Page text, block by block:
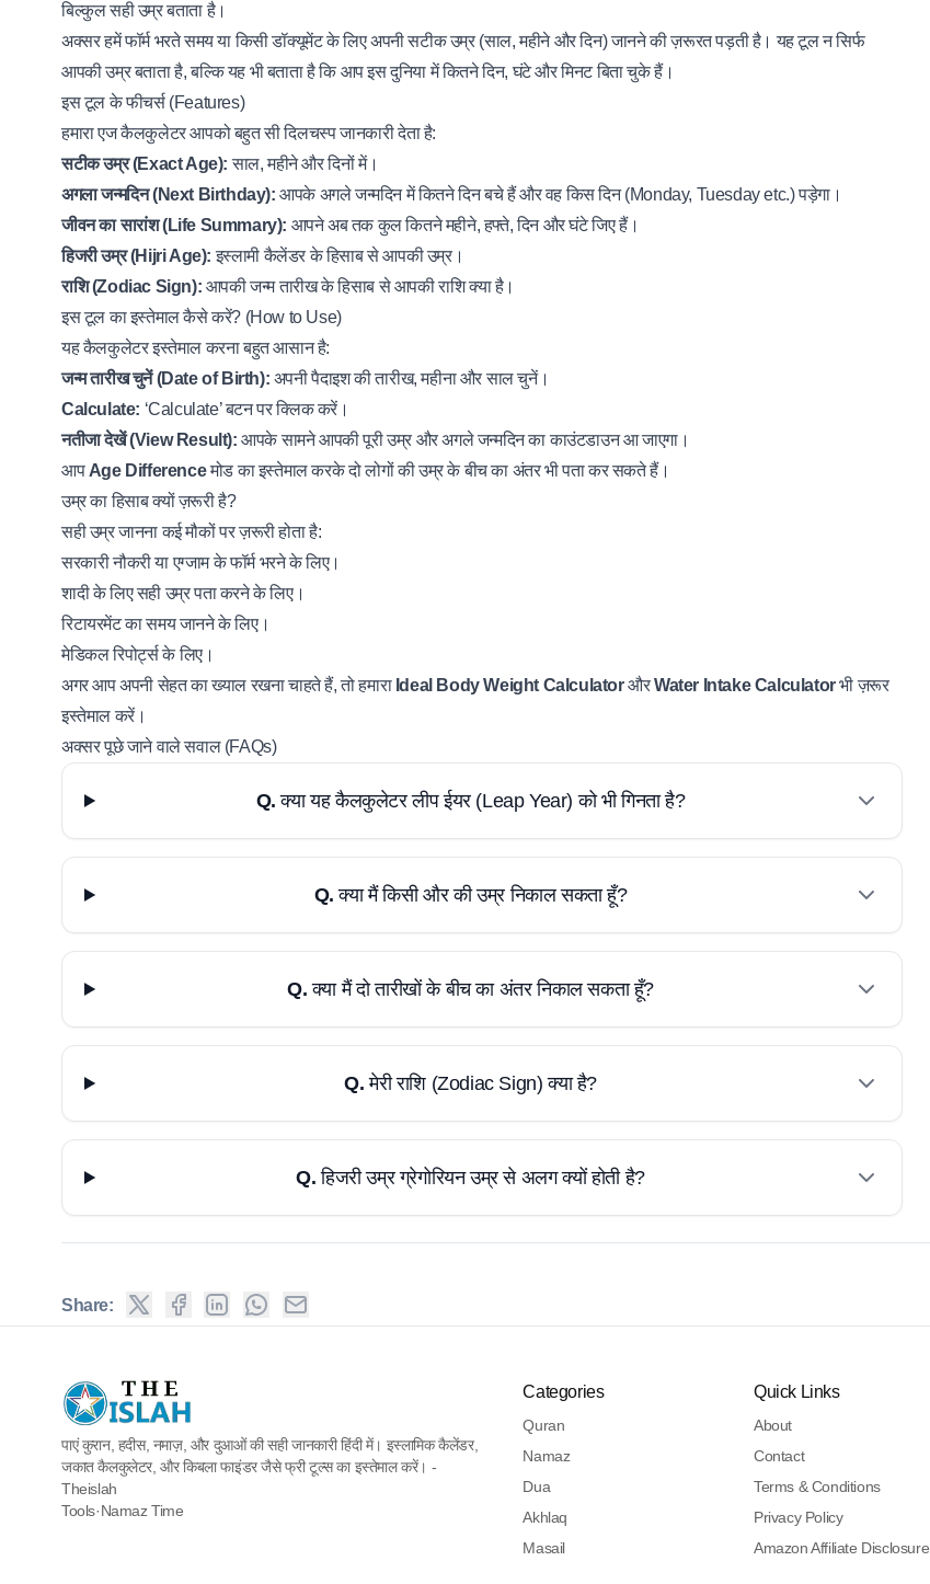
बिल्कुल सही उम्र बताता है।
अक्सर हमें फॉर्म भरते समय या किसी डॉक्यूमेंट के लिए अपनी सटीक उम्र (साल, महीने और दिन) जानने की ज़रूरत पड़ती है। यह टूल न सिर्फ
आपकी उम्र बताता है, बल्कि यह भी बताता है कि आप इस दुनिया में कितने दिन, घंटे और मिनट बिता चुके हैं।
इस टूल के फीचर्स (Features)
हमारा एज कैलकुलेटर आपको बहुत सी दिलचस्प जानकारी देता है:
सटीक उम्र (Exact Age): साल, महीने और दिनों में।
अगला जन्मदिन (Next Birthday): आपके अगले जन्मदिन में कितने दिन बचे हैं और वह किस दिन (Monday, Tuesday etc.) पड़ेगा।
जीवन का सारांश (Life Summary): आपने अब तक कुल कितने महीने, हफ्ते, दिन और घंटे जिए हैं।
हिजरी उम्र (Hijri Age): इस्लामी कैलेंडर के हिसाब से आपकी उम्र।
राशि (Zodiac Sign): आपकी जन्म तारीख के हिसाब से आपकी राशि क्या है।
इस टूल का इस्तेमाल कैसे करें? (How to Use)
यह कैलकुलेटर इस्तेमाल करना बहुत आसान है:
जन्म तारीख चुनें (Date of Birth): अपनी पैदाइश की तारीख, महीना और साल चुनें।
Calculate: ‘Calculate’ बटन पर क्लिक करें।
नतीजा देखें (View Result): आपके सामने आपकी पूरी उम्र और अगले जन्मदिन का काउंटडाउन आ जाएगा।
आप Age Differenceमोड का इस्तेमाल करके दो लोगों की उम्र के बीच का अंतर भी पता कर सकते हैं।
उम्र का हिसाब क्यों ज़रूरी है?
सही उम्र जानना कई मौकों पर ज़रूरी होता है:
सरकारी नौकरी या एग्जाम के फॉर्म भरने के लिए।
शादी के लिए सही उम्र पता करने के लिए।
रिटायरमेंट का समय जानने के लिए।
मेडिकल रिपोर्ट्स के लिए।
अगर आप अपनी सेहत का ख्याल रखना चाहते हैं, तो हमारा Ideal Body Weight CalculatorऔरWater Intake Calculatorभी ज़रूर
इस्तेमाल करें।
अक्सर पूछे जाने वाले सवाल (FAQs)
Q. क्या यह कैलकुलेटर लीप ईयर (Leap Year) को भी गिनता है?
Q. क्या मैं किसी और की उम्र निकाल सकता हूँ?
Q. क्या मैं दो तारीखों के बीच का अंतर निकाल सकता हूँ?
Q. मेरी राशि (Zodiac Sign) क्या है?
Q. हिजरी उम्र ग्रेगोरियन उम्र से अलग क्यों होती है?
Share:
पाएं कुरान, हदीस, नमाज़, और दुआओं की सही जानकारी हिंदी में। इस्लामिक कैलेंडर,
जकात कैलकुलेटर, और किबला फाइंडर जैसे फ्री टूल्स का इस्तेमाल करें। -
Theislah
Tools·Namaz Time
Categories
Quran
Namaz
Dua
Akhlaq
Masail
Quick Links
About
Contact
Terms & Conditions
Privacy Policy
Amazon Affiliate Disclosure